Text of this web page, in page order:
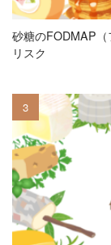
砂糖のFODMAP
リスク